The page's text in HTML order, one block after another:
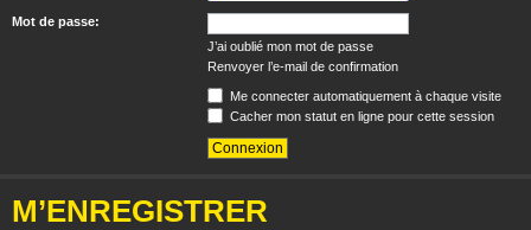
Mot de passe:
J’ai oublié mon mot de passe
Renvoyer l’e-mail de confirmation
Me connecter automatiquement à chaque visite
Cacher mon statut en ligne pour cette session
M’ENREGISTRER